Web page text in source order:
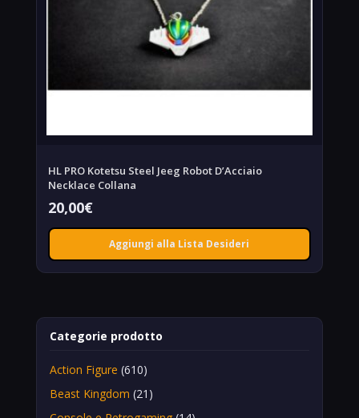
HL PRO Kotetsu Steel Jeeg Robot D’Acciaio
Necklace Collana
20,00€
Aggiungi alla Lista Desideri
Categorie prodotto
Action Figure (610)
Beast Kingdom (21)